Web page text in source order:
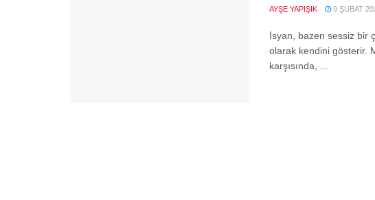
AYŞE YAPIŞIK 9 ŞUBAT
İsyan, bazen sessiz bir
olarak kendini gösterir.
karşısında, ...